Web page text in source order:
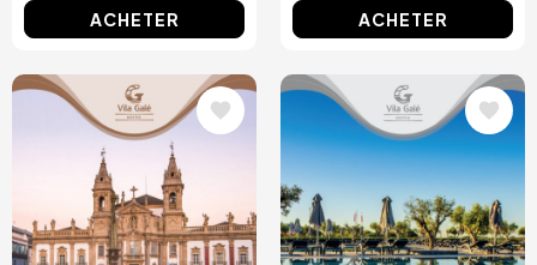
ACHETER ACHETER
Image Image